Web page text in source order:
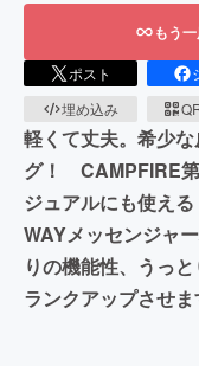
もう
ポスト
埋め込み
軽くて丈夫。希少
グ！ CAMPFIRE第
ジュアルにも使え
WAYメッセンジャ
りの機能性、うっ
ランクアップさせま